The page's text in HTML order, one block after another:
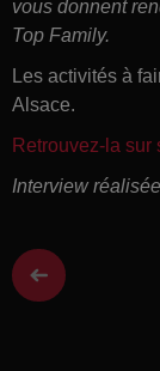
vous donnent
Top Family.
Les activités à
Alsace.
Retrouvez-la
Interview